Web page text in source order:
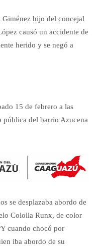
Giménez hijo del concejal
causó un accidente de
herido y se negó a
15 de febrero a las
pública del barrio Azucena
se desplazaba abordo de
Cololla Runx, de color
cuando chocó por
iba abordo de su